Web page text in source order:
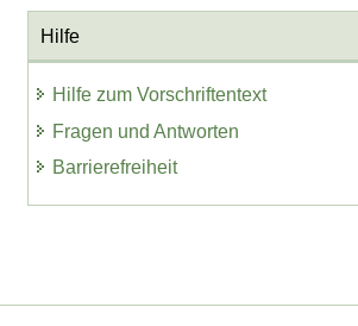
Hilfe
Hilfe zum Vorschriftentext
Fragen und Antworten
Barrierefreiheit